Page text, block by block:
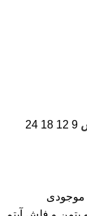
9
12
18
24
موجودی